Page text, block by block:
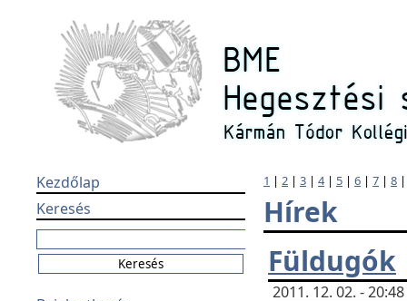
Kezdőlap
Keresés
1 | 2 | 3 | 4| 5 | 6 | 7 | 8
Hírek
Füldugók
2011. 12. 02. -